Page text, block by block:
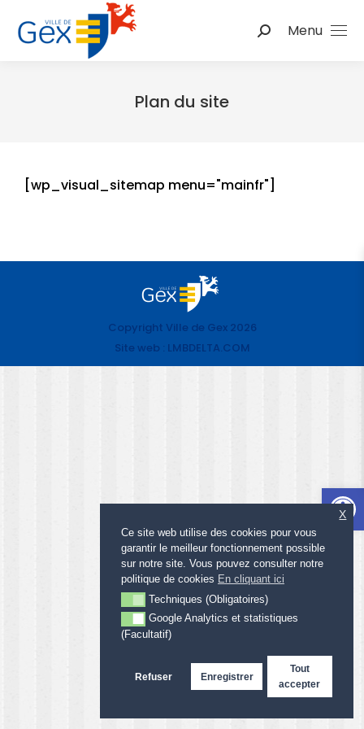
Ouvrir
Menu
Plan du site
[wp_visual_sitemap menu="mainfr"]
Copyright Ville de Gex 2026
Site web : LMBDELTA.COM
Ce site web utilise des cookies pour vous
garantir le meilleur fonctionnement possible
sur notre site. Vous pouvez consulter notre
politique de cookies En cliquant ici
Techniques (Obligatoires)
Techniques (Obligatoires)
Google Analytics et statistiques (Facultatif)
Google Analytics et statistiques
(Facultatif)
Refuser Enregistrer
Tout
accepter
X